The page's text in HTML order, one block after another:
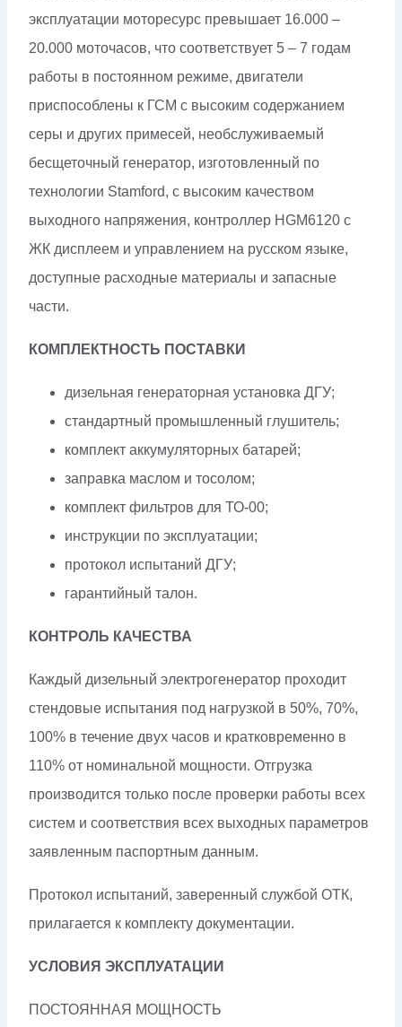
эксплуатации моторесурс превышает 16.000 –
20.000 моточасов, что соответствует 5 – 7 годам
работы в постоянном режиме, двигатели
приспособлены к ГСМ с высоким содержанием
серы и других примесей, необслуживаемый
бесщеточный генератор, изготовленный по
технологии Stamford, с высоким качеством
выходного напряжения, контроллер HGM6120 с
ЖК дисплеем и управлением на русском языке,
доступные расходные материалы и запасные
части.
КОМПЛЕКТНОСТЬ ПОСТАВКИ
дизельная генераторная установка ДГУ;
стандартный промышленный глушитель;
комплект аккумуляторных батарей;
заправка маслом и тосолом;
комплект фильтров для ТО-00;
инструкции по эксплуатации;
протокол испытаний ДГУ;
гарантийный талон.
КОНТРОЛЬ КАЧЕСТВА
Каждый дизельный электрогенератор проходит
стендовые испытания под нагрузкой в 50%, 70%,
100% в течение двух часов и кратковременно в
110% от номинальной мощности. Отгрузка
производится только после проверки работы всех
систем и соответствия всех выходных параметров
заявленным паспортным данным.
Протокол испытаний, заверенный службой ОТК,
прилагается к комплекту документации.
УСЛОВИЯ ЭКСПЛУАТАЦИИ
ПОСТОЯННАЯ МОЩНОСТЬ